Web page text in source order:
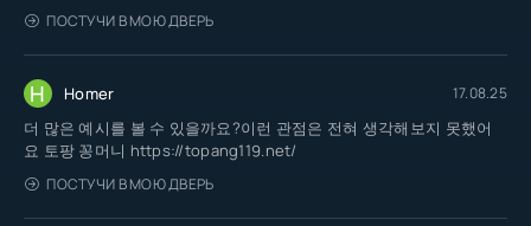
ПОСТУЧИ В МОЮ ДВЕРЬ
H Homer 17.08.25
더 많은 예시를 볼 수 있을까요?이런 관점은 전혀 생각해보지 못했어
요 토팡 꽁머니 https://topang119.net/
ПОСТУЧИ В МОЮ ДВЕРЬ